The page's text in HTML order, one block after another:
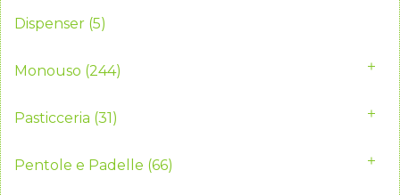
Dispenser (5)
Monouso (244)
Pasticceria (31)
Pentole e Padelle (66)